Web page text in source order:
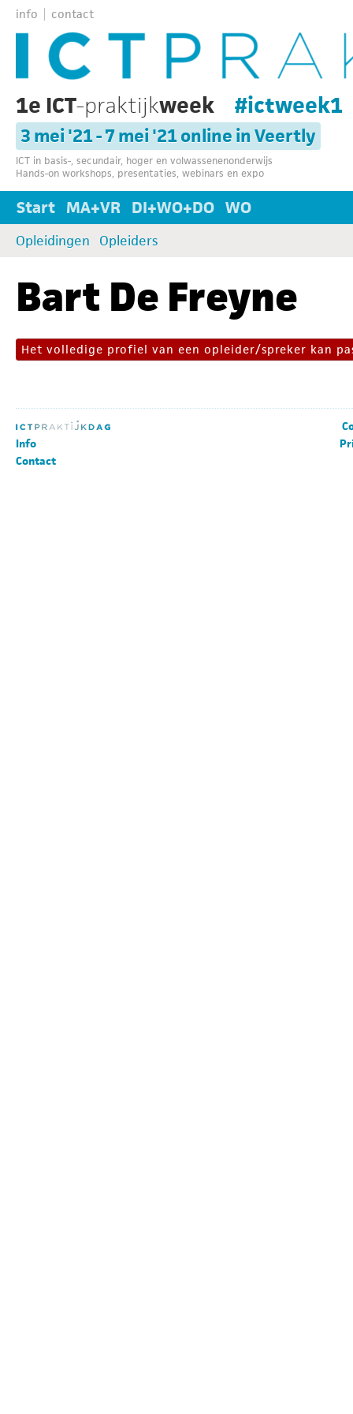
info contact
1e ICT-praktijkweek #ictweek1
3 mei '21 - 7 mei '21 online in Veertly
ICT in basis-, secundair, hoger en volwassenenonderwijs
Hands-on workshops, presentaties, webinars en expo
Start MA+VR DI+WO+DO WO
Opleidingen Opleiders
Bart De Freyne
Het volledige profiel van een opleider/spreker kan
Info
Contact